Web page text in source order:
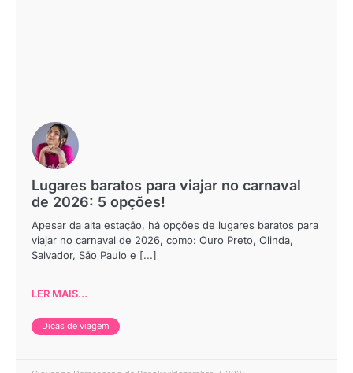
Lugares baratos para viajar no carnaval
de 2026: 5 opções!
Apesar da alta estação, há opções de lugares baratos para
viajar no carnaval de 2026, como: Ouro Preto, Olinda,
Salvador, São Paulo e [...]
LER MAIS...
Dicas de viagem